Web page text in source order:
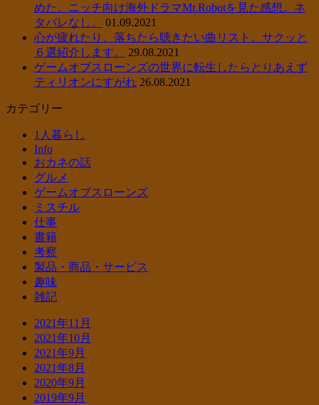
めた。ニッチ向け海外ドラマMr.Robotを見た感想。ネ
タバレなし。
01.09.2021
心が疲れたり、落ちたら聴きたい曲リスト。サクッと
６選紹介します。
29.08.2021
ゲームオブスローンズの世界に転生したらとりあえず
ティリオンにすがれ 26.08.2021
カテゴリー
1人暮らし
Info
おカネの話
グルメ
ゲームオブスローンズ
ミスチル
仕事
書籍
考察
製品・商品・サービス
趣味
雑記
2021年11月
2021年10月
2021年9月
2021年8月
2020年9月
2019年9月